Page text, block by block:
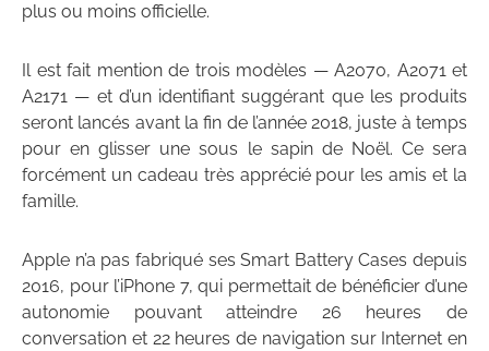
plus ou moins officielle.
Il est fait mention de trois modèles — A2070, A2071 et
A2171 — et d’un identifiant suggérant que les produits
seront lancés avant la fin de l’année 2018, juste à temps
pour en glisser une sous le sapin de Noël. Ce sera
forcément un cadeau très apprécié pour les amis et la
famille.
Apple n’a pas fabriqué ses Smart Battery Cases depuis
2016, pour l’iPhone 7, qui permettait de bénéficier d’une
autonomie pouvant atteindre 26 heures de
conversation et 22 heures de navigation sur Internet en